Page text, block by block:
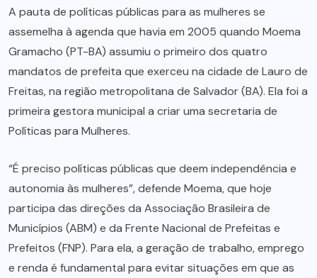
A pauta de políticas públicas para as mulheres se
assemelha à agenda que havia em 2005 quando Moema
Gramacho (PT-BA) assumiu o primeiro dos quatro
mandatos de prefeita que exerceu na cidade de Lauro de
Freitas, na região metropolitana de Salvador (BA). Ela foi a
primeira gestora municipal a criar uma secretaria de
Políticas para Mulheres.
“É preciso políticas públicas que deem independência e
autonomia às mulheres”, defende Moema, que hoje
participa das direções da Associação Brasileira de
Municípios (ABM) e da Frente Nacional de Prefeitas e
Prefeitos (FNP). Para ela, a geração de trabalho, emprego
e renda é fundamental para evitar situações em que as